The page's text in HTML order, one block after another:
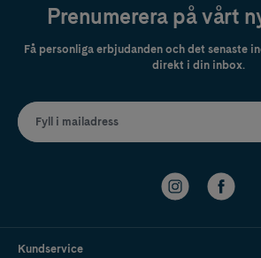
Prenumerera på vårt
Få personliga erbjudanden och det senaste
direkt i din inbox.
Fyll i mailadress
Kundservice